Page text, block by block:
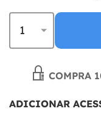
COMPRA
ADICIONAR